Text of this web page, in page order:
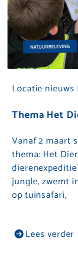
Locatie nieuws |
Thema Het
Vanaf 2 maart
thema: Het
jungle, zwemt
op tuinsafari,
Lees verder